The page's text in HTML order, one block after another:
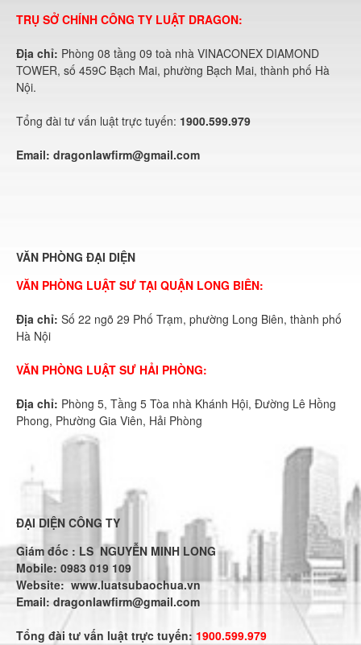
TRỤ SỞ CHÍNH CÔNG TY LUẬT DRAGON:
Địa chỉ: Phòng 08 tầng 09 toà nhà VINACONEX DIAMOND
TOWER, số 459C Bạch Mai, phường Bạch Mai, thành phố Hà
Nội.
Tổng đài tư vấn luật trực tuyến: 1900.599.979
Email: dragonlawfirm@gmail.com
VĂN PHÒNG ĐẠI DIỆN
VĂN PHÒNG LUẬT SƯ TẠI QUẬN LONG BIÊN:
Địa chỉ: Số 22 ngõ 29 Phố Trạm, phường Long Biên, thành phố
Hà Nội
VĂN PHÒNG LUẬT SƯ HẢI PHÒNG:
Địa chỉ: Phòng 5, Tầng 5 Tòa nhà Khánh Hội, Đường Lê Hồng
Phong, Phường Gia Viên, Hải Phòng
ĐẠI DIỆN CÔNG TY
Giám đốc : LS NGUYỄN MINH LONG
Mobile: 0983 019 109
Website:www.luatsubaochua.vn
Email: dragonlawfirm@gmail.com
Tổng đài tư vấn luật trực tuyến: 1900.599.979